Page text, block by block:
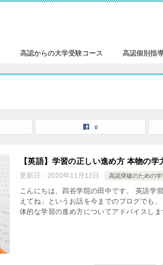
高認からの大学受験コース 高認個別指
0
【英語】学習の正しい進め方 本物の学
更新日： 2020年11月12日 高認突破のための
こんにちは、四谷学院の田中です。 英語学
えてね」というお話を今までのブログでも
体的な学習の進め方についてアドバイスし